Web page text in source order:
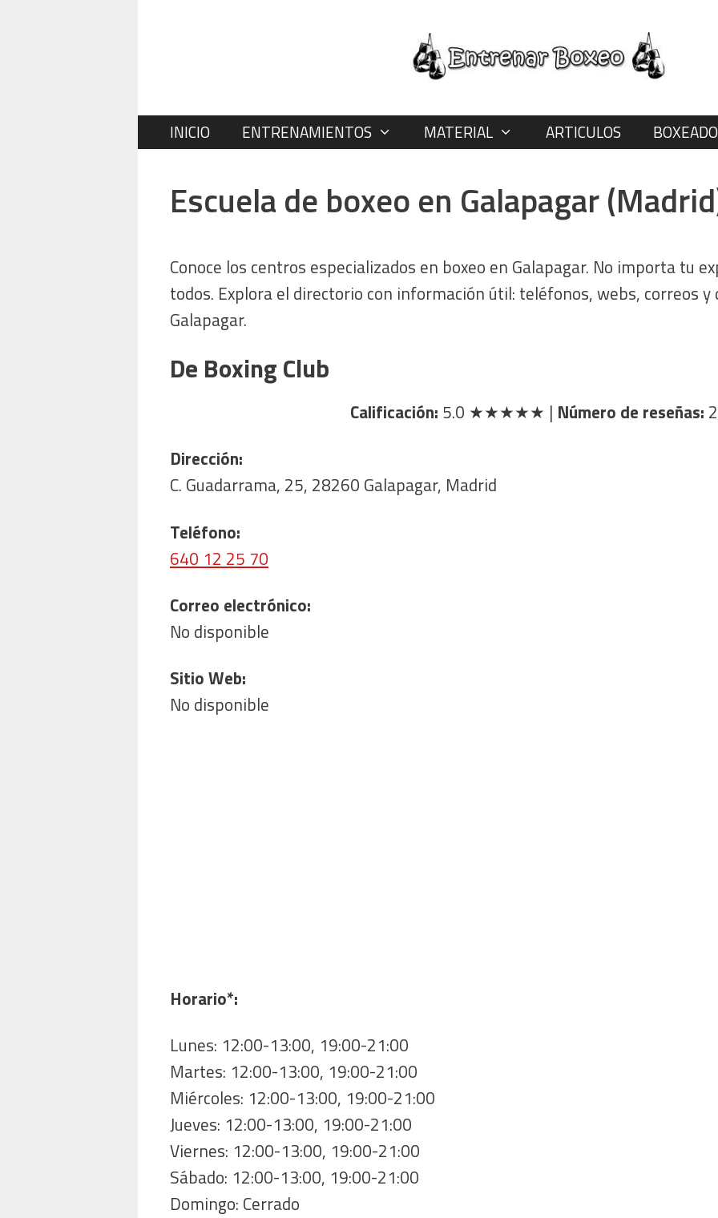
INICIO ENTRENAMIENTOS MATERIAL ARTICULOS
Escuela de boxeo en Galapagar
Conoce los centros especializados en boxeo en Galapagar. No importa tu
todos. Explora el directorio con información útil: teléfonos, webs, correos y
Galapagar.
De Boxing Club
Calificación: 5.0 ★★★★★ | Número de reseñas:
Dirección:
C. Guadarrama, 25, 28260 Galapagar, Madrid
Teléfono:
640 12 25 70
Correo electrónico:
No disponible
Sitio Web:
No disponible
Horario*:
Lunes: 12:00-13:00, 19:00-21:00
Martes: 12:00-13:00, 19:00-21:00
Miércoles: 12:00-13:00, 19:00-21:00
Jueves: 12:00-13:00, 19:00-21:00
Viernes: 12:00-13:00, 19:00-21:00
Sábado: 12:00-13:00, 19:00-21:00
Domingo: Cerrado